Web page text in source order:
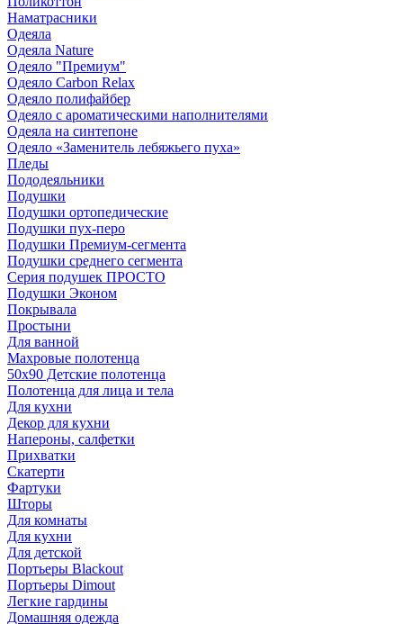
Наматрасники
Одеяла
Одеяла Nature
Одеяло "Премиум"
Одеяло Carbon Relax
Одеяло полифайбер
Одеяло с ароматическими наполнителями
Одеяла на синтепоне
Одеяло «Заменитель лебяжьего пуха»
Пледы
Пододеяльники
Подушки
Подушки ортопедические
Подушки пух-перо
Подушки Премиум-сегмента
Подушки среднего сегмента
Серия подушек ПРОСТО
Подушки Эконом
Покрывала
Простыни
Для ванной
Махровые полотенца
50х90 Детские полотенца
Полотенца для лица и тела
Для кухни
Декор для кухни
Напероны, салфетки
Прихватки
Скатерти
Фартуки
Шторы
Для комнаты
Для кухни
Для детской
Портьеры Blackout
Портьеры Dimout
Легкие гардины
Домашняя одежда